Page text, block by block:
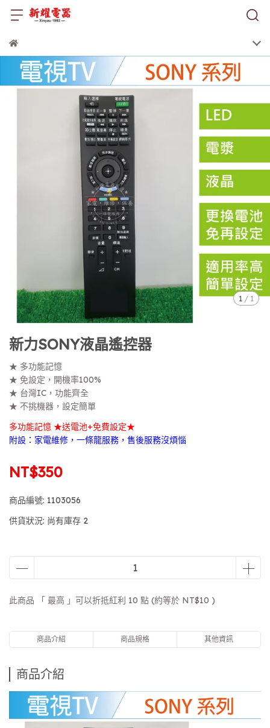
1 / 1
新力SONY液晶遙控器
★ 多功能記憶
★ 免設定，開機率100%
★ 台灣IC，功能齊全
★ 不挑機器，設定簡單
多功能記憶 ★送電池+免費設定★
附設：家電維修，一條龍服務，售後服務沒煩惱
NT$350
商品編號: 1103056
供貨狀況: 尚有庫存 2
此商品 「 最高 」可以折抵紅利 10 點 (約等於 NT$10 )
商品介紹 商品規格 其他資訊
商品介紹